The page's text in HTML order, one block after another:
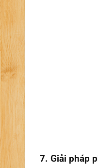
7. Giải pháp